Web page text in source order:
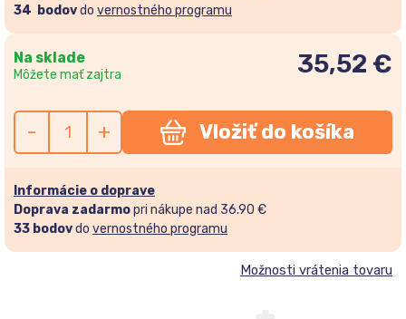
34 bodovdo vernostného programu
Na sklade
Môžete mať zajtra 35,52 €
- + Vložiť do košíka
Informácie o doprave
Doprava zadarmopri nákupe nad 36.90 €
33 bodovdo vernostného programu
Možnosti vrátenia tovaru